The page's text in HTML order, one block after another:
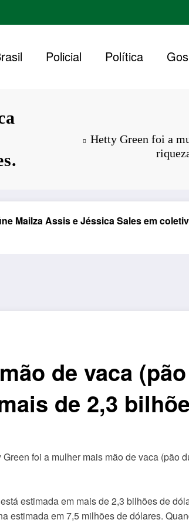
Policial Política
Hetty Green foi a
Assis e Jéssica Sales em coletiva de
de vaca
de 2,3
estimada em mais de 2,3 bilhões de
estimada em 7,5 milhões de dólares.